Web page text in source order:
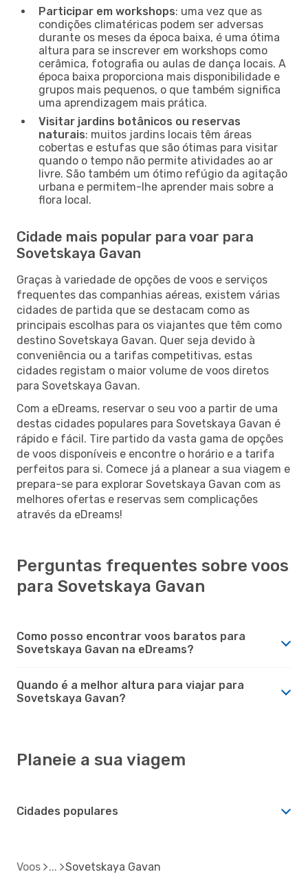
Participar em workshops: uma vez que as
condições climatéricas podem ser adversas
durante os meses da época baixa, é uma ótima
altura para se inscrever em workshops como
cerâmica, fotografia ou aulas de dança locais. A
época baixa proporciona mais disponibilidade e
grupos mais pequenos, o que também significa
uma aprendizagem mais prática.
Visitar jardins botânicos ou reservas
naturais: muitos jardins locais têm áreas
cobertas e estufas que são ótimas para visitar
quando o tempo não permite atividades ao ar
livre. São também um ótimo refúgio da agitação
urbana e permitem-lhe aprender mais sobre a
flora local.
Cidade mais popular para voar para
Sovetskaya Gavan
Graças à variedade de opções de voos e serviços
frequentes das companhias aéreas, existem várias
cidades de partida que se destacam como as
principais escolhas para os viajantes que têm como
destino Sovetskaya Gavan. Quer seja devido à
conveniência ou a tarifas competitivas, estas
cidades registam o maior volume de voos diretos
para Sovetskaya Gavan.
Com a eDreams, reservar o seu voo a partir de uma
destas cidades populares para Sovetskaya Gavan é
rápido e fácil. Tire partido da vasta gama de opções
de voos disponíveis e encontre o horário e a tarifa
perfeitos para si. Comece já a planear a sua viagem e
prepara-se para explorar Sovetskaya Gavan com as
melhores ofertas e reservas sem complicações
através da eDreams!
Perguntas frequentes sobre voos
para Sovetskaya Gavan
Como posso encontrar voos baratos para
Sovetskaya Gavan na eDreams?
Quando é a melhor altura para viajar para
Sovetskaya Gavan?
Planeie a sua viagem
Cidades populares
Voos Sovetskaya Gavan